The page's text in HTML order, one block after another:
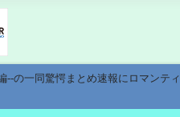
の一同驚愕まとめ速報にロマンテ